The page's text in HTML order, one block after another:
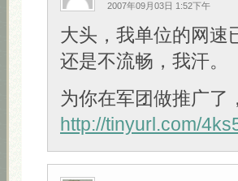
2007年09月03日 1:52下午
大头，我单位的网速
还是不流畅，我汗。
为你在军团做推广了
http://tinyurl.com/